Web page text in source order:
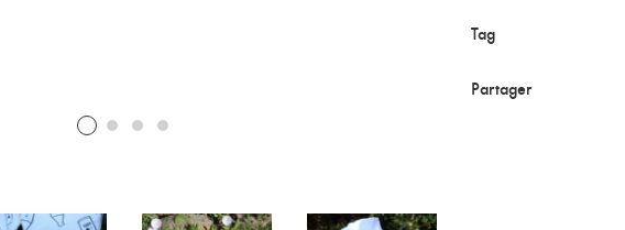
Tag
Partager